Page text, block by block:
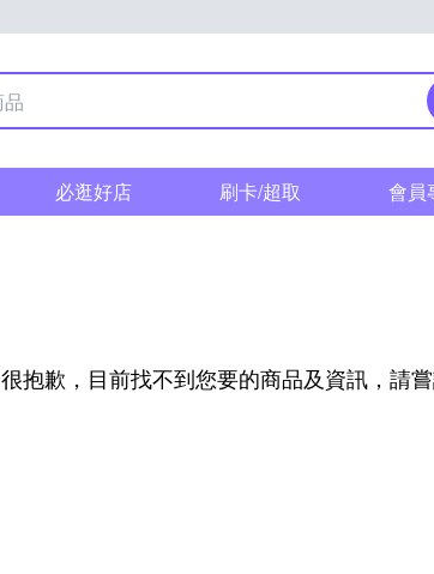
必逛好店 刷卡/超取 會員
很抱歉，目前找不到您要的商品及資訊，請